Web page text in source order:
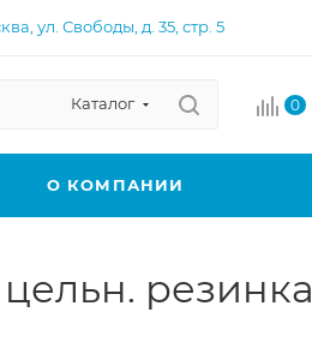
ул. Свободы, д. 35, стр. 5
Каталог 0
О КОМПАНИИ
резинка